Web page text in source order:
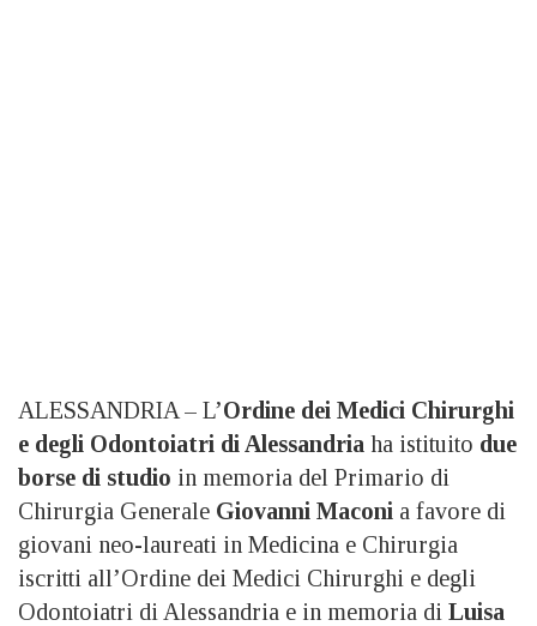
ALESSANDRIA – L’Ordine dei Medici Chirurghi
e degli Odontoiatri di Alessandria ha istituito due
borse di studio in memoria del Primario di
Chirurgia Generale Giovanni Maconi a favore di
giovani neo-laureati in Medicina e Chirurgia
iscritti all’Ordine dei Medici Chirurghi e degli
Odontoiatri di Alessandria e in memoria di Luisa